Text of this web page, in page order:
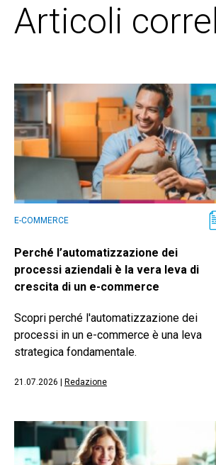
Articoli
E-COMMERCE
Perché l’automatizzazione dei
processi aziendali è la vera leva di
crescita di un e-commerce
Scopri perché l'automatizzazione dei
processi in un e-commerce è una leva
strategica fondamentale.
21.07.2026 Redazione